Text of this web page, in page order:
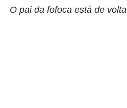
O pai da fofoca está de volta